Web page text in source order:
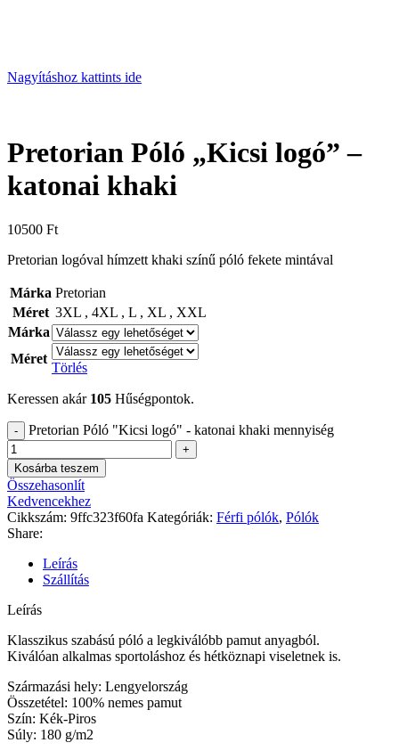
Nagyításhoz kattints ide
Pretorian Póló „Kicsi logó” –
katonai khaki
10500 Ft
Pretorian logóval hímzett khaki színű póló fekete mintával
Márka Pretorian
Méret 3XL , 4XL , L , XL , XXL
Márka
Méret
Törlés
Keressen akár 105 Hűségpontok.
Pretorian Póló "Kicsi logó" - katonai khaki mennyiség
Kosárba teszem
Összehasonlít
Kedvencekhez
Cikkszám: 9ffc323f60fa Kategóriák: Férfi pólók, Pólók
Share:
Leírás
Szállítás
Leírás
Klasszikus szabású póló a legkiválóbb pamut anyagból.
Kiválóan alkalmas sportoláshoz és hétköznapi viseletnek is.
Származási hely: Lengyelország
Összetétel: 100% nemes pamut
Szín: Kék-Piros
Súly: 180 g/m2